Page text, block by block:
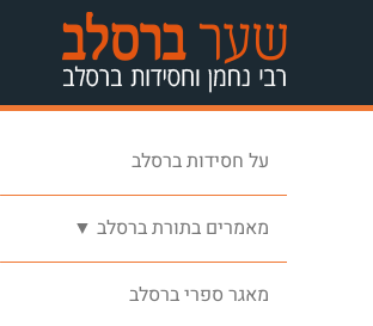
על חסידות ברסלב
מאמרים בתורת ברסלב ▼
מאגר ספרי ברסלב